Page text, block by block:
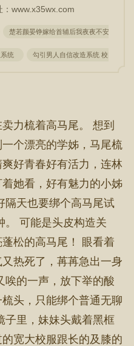
www.x35wx.com
楚若颜晏铮嫁给首辅后我夜夜不安枕
统 勾引男人自信改造系统 校园 NP_
力梳着高马尾。 想到
个漂亮的学姊，马尾梳
好青春好有活力，连林
她看，好有魅力的小姊
隔天也要绑个高马尾试
。 可能是头皮构造关
松的高马尾！ 眼看着
热死了，苒苒急出一身
唉的一声，放下举的酸
头，只能绑个普通无聊
子里，妹妹头戴着黑框
宽大校服跟长的及膝的